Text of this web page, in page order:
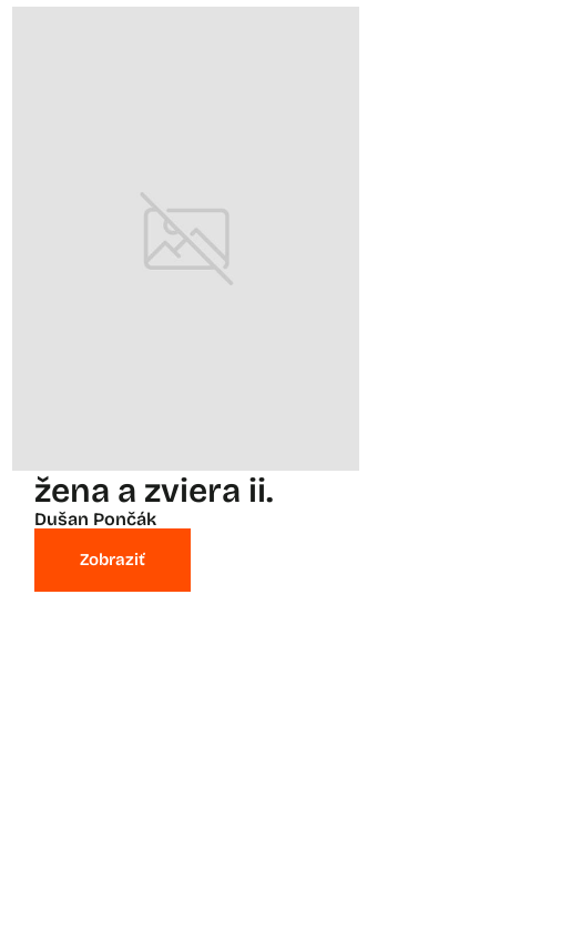
žena a zviera ii.
Dušan Pončák
Zobraziť